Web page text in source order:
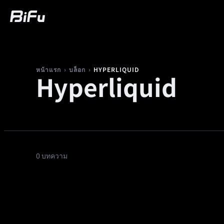
หน้าแรก › บล็อก › HYPERLIQUID
Hyperliquid
0 บทความ